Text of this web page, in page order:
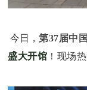
今日，第37届中
盛大开馆 ！现场